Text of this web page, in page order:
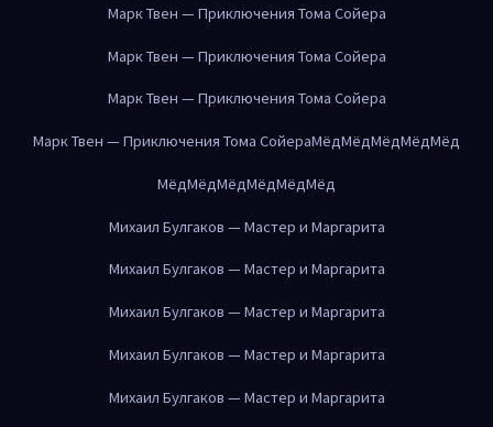
Марк Твен — Приключения Тома Сойера
Марк Твен — Приключения Тома Сойера
Марк Твен — Приключения Тома Сойера
Марк Твен — Приключения Тома СойераМёдМёдМёдМёдМёд
МёдМёдМёдМёдМёдМёд
Михаил Булгаков — Мастер и Маргарита
Михаил Булгаков — Мастер и Маргарита
Михаил Булгаков — Мастер и Маргарита
Михаил Булгаков — Мастер и Маргарита
Михаил Булгаков — Мастер и Маргарита